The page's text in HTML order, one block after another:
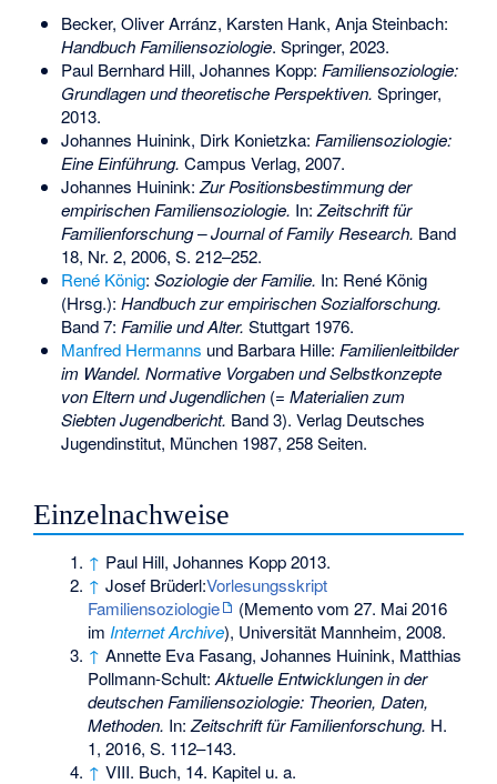
Becker, Oliver Arránz, Karsten Hank, Anja Steinbach:
Handbuch Familiensoziologie. Springer, 2023.
Paul Bernhard Hill, Johannes Kopp: Familiensoziologie:
Grundlagen und theoretische Perspektiven. Springer,
2013.
Johannes Huinink, Dirk Konietzka: Familiensoziologie:
Eine Einführung. Campus Verlag, 2007.
Johannes Huinink:Zur Positionsbestimmung der
empirischen Familiensoziologie. In:Zeitschrift für
Familienforschung – Journal of Family Research. Band
18, Nr. 2, 2006, S. 212–252.
René König: Soziologie der Familie. In: René König
(Hrsg.): Handbuch zur empirischen Sozialforschung.
Band 7: Familie und Alter. Stuttgart 1976.
Manfred Hermanns und Barbara Hille: Familienleitbilder
im Wandel. Normative Vorgaben und Selbstkonzepte
von Eltern und Jugendlichen(= Materialien zum
Siebten Jugendbericht. Band 3). Verlag Deutsches
Jugendinstitut, München 1987, 258 Seiten.
Einzelnachweise
↑ Paul Hill, Johannes Kopp 2013.
↑ Josef Brüderl:Vorlesungsskript
Familiensoziologie
(Mementovom 27. Mai 2016
im Internet Archive), Universität Mannheim, 2008.
↑ Annette Eva Fasang, Johannes Huinink, Matthias
Pollmann-Schult:Aktuelle Entwicklungen in der
deutschen Familiensoziologie: Theorien, Daten,
Methoden. In:Zeitschrift für Familienforschung. H.
1, 2016, S. 112–143.
↑ VIII. Buch, 14. Kapitel u. a.